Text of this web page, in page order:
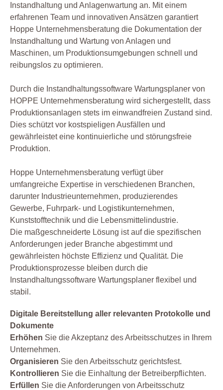
Instandhaltung und Anlagenwartung an. Mit einem
erfahrenen Team und innovativen Ansätzen garantiert
Hoppe Unternehmensberatung die Dokumentation der
Instandhaltung und Wartung von Anlagen und
Maschinen, um Produktionsumgebungen schnell und
reibungslos zu optimieren.
Durch die Instandhaltungssoftware Wartungsplaner von
HOPPE Unternehmensberatung wird sichergestellt, dass
Produktionsanlagen stets im einwandfreien Zustand sind.
Dies schützt vor kostspieligen Ausfällen und
gewährleistet eine kontinuierliche und störungsfreie
Produktion.
Hoppe Unternehmensberatung verfügt über
umfangreiche Expertise in verschiedenen Branchen,
darunter Industrieunternehmen, produzierendes
Gewerbe, Fuhrpark- und Logistikunternehmen,
Kunststofftechnik und die Lebensmittelindustrie.
Die maßgeschneiderte Lösung ist auf die spezifischen
Anforderungen jeder Branche abgestimmt und
gewährleisten höchste Effizienz und Qualität. Die
Produktionsprozesse bleiben durch die
Instandhaltungssoftware Wartungsplaner flexibel und
stabil.
Digitale Bereitstellung aller relevanten Protokolle und
Dokumente
Erhöhen Sie die Akzeptanz des Arbeitsschutzes in Ihrem
Unternehmen.
Organisieren Sie den Arbeitsschutz gerichtsfest.
Kontrollieren Sie die Einhaltung der Betreiberpflichten.
Erfüllen Sie die Anforderungen von Arbeitsschutz